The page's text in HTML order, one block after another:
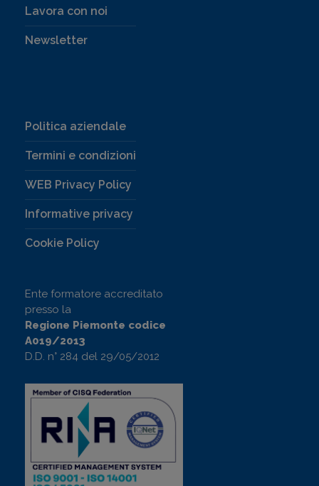
Lavora con noi
Newsletter
Politica aziendale
Termini e condizioni
WEB Privacy Policy
Informative privacy
Cookie Policy
Ente formatore accreditato
presso la
Regione Piemonte codice
A019/2013
D.D. n° 284 del 29/05/2012